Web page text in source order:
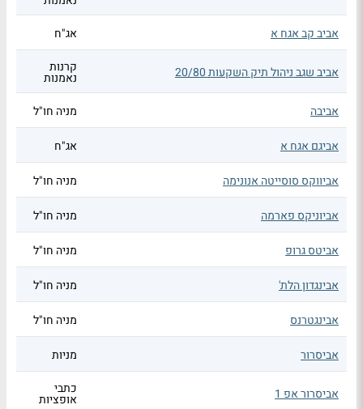
אביב קב אגח א
אג"ח
אביב שגב ניהול תיק השקעות 20/80 קרנות
נאמנות
אביבה
מניה חו"ל
אביגם אגח א אג"ח
אביווקס סוסייטה אנונימה מניה חו"ל
אביוניקס פארמה מניה חו"ל
אביטס גרופ מניה חו"ל
אבינגדון הלת' מניה חו"ל
אבינגטרנס מניה חו"ל
אביסרור מניות
אביסרור אפ 1 כתבי
אופציות